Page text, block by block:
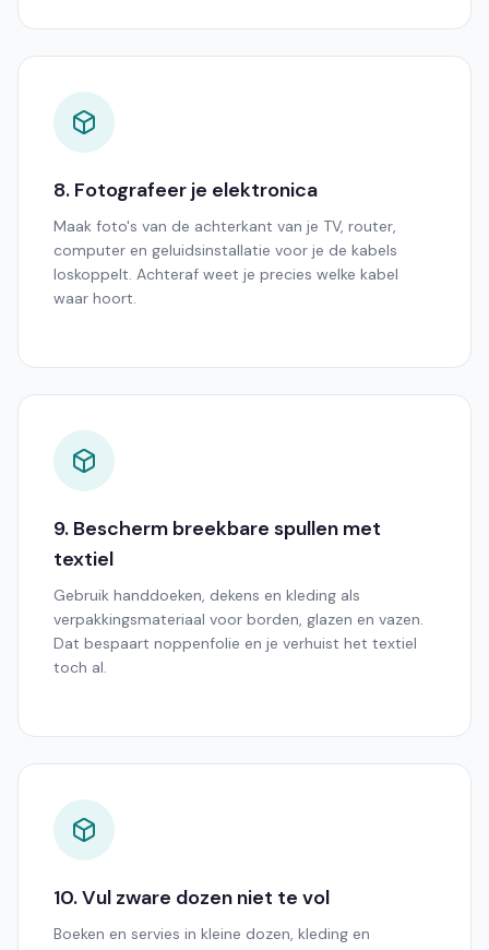
8. Fotografeer je elektronica
Maak foto's van de achterkant van je TV, router,
computer en geluidsinstallatie voor je de kabels
loskoppelt. Achteraf weet je precies welke kabel
waar hoort.
9. Bescherm breekbare spullen met
textiel
Gebruik handdoeken, dekens en kleding als
verpakkingsmateriaal voor borden, glazen en vazen.
Dat bespaart noppenfolie en je verhuist het textiel
toch al.
10. Vul zware dozen niet te vol
Boeken en servies in kleine dozen, kleding en